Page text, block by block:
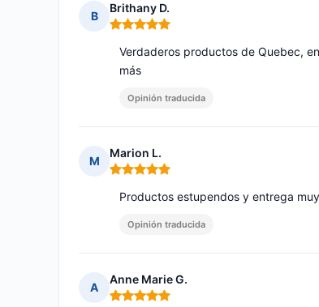
B
Brithany D.
Nota: 5 de 5
Verdaderos productos de Quebec,
más
Opinión traducida
M
Marion L.
Nota: 5 de 5
Productos estupendos y entrega
Opinión traducida
A
Anne Marie G.
Nota: 5 de 5